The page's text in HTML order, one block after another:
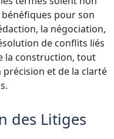
pour son
la négociation,
de conflits liés
la construction, tout
et de la clarté
des Litiges